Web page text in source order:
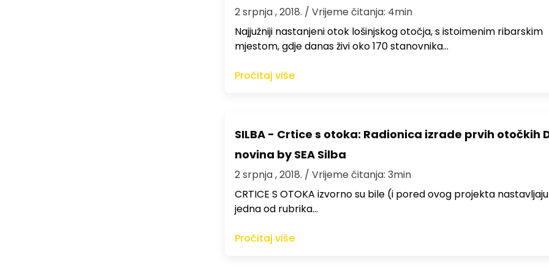
2 srpnja , 2018. / Vrijeme čitanja: 4min
Najjužniji nastanjeni otok lošinjskog otočja, s istoimenim ribarskim
mjestom, gdje danas živi oko 170 stanovnika…
Pročitaj više
SILBA - Crtice s otoka: Radionica izrade prvih otočkih
novina by SEA Silba
2 srpnja , 2018. / Vrijeme čitanja: 3min
CRTICE S OTOKA izvorno su bile (i pored ovog projekta
jedna od rubrika…
Pročitaj više